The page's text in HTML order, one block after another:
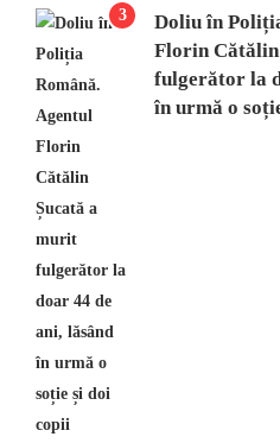
3
Doliu în
Florin
fulgerător la
în urmă o